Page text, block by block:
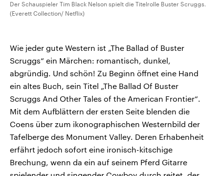
Der Schauspieler Tim Black Nelson spielt die Titelrolle Buster Scruggs.
(Everett Collection/ Netflix)
Wie jeder gute Western ist „The Ballad of Buster
Scruggs“ ein Märchen: romantisch, dunkel,
abgründig. Und schön! Zu Beginn öffnet eine Hand
ein altes Buch, sein Titel „The Ballad Of Buster
Scruggs And Other Tales of the American Frontier“.
Mit dem Aufblättern der ersten Seite blenden die
Coens über zum ikonographischen Westernbild der
Tafelberge des Monument Valley. Deren Erhabenheit
erfährt jedoch sofort eine ironisch-kitschige
Brechung, wenn da ein auf seinem Pferd Gitarre